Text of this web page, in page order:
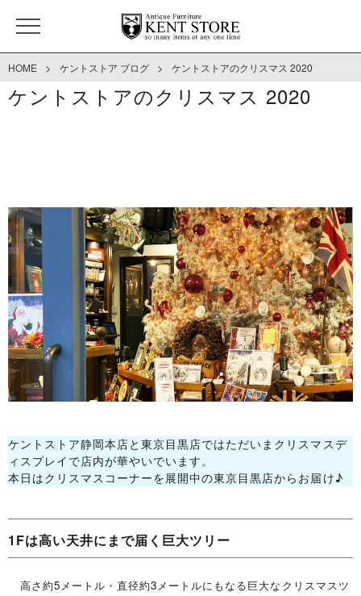
HOME > ケントストア ブログ > ケントストアのクリスマス 2020
ケントストアのクリスマス 2020
ケントストア静岡本店と東京目黒店ではただいまクリスマスデ
ィスプレイで店内が華やいでいます。
本日はクリスマスコーナーを展開中の東京目黒店からお届け♪
1Fは高い天井にまで届く巨大ツリー
高さ約5 メートル・直径約3 メートルにもなる巨大なクリスマスツ